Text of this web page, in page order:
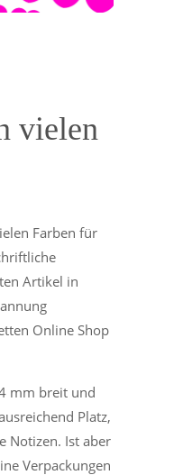
vielen
Farben für
Artikel in
Online Shop
mm breit und
Platz,
Notizen. Ist aber
Verpackungen